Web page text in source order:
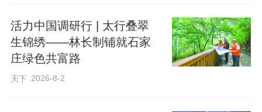
作座谈会议定事项落实，推动京津冀协同
发展不断迈上新台阶，加快建设经济强
省、美丽河北，奋力谱写中国式现代化建
设河北篇章。
活力中国调研行 | 太行叠翠
生锦绣——林长制铺就石家
庄绿色共富路
天下 2026-8-2